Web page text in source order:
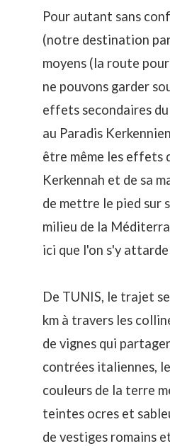
Pour autant sans
(notre destination
moyens (la route
ne pouvons garder
effets secondaires
au Paradis
être même les effets
Kerkennah et de sa
de mettre le pied sur
milieu de la
ici que l'on s'y attarde
De TUNIS, le trajet
km à travers les
de vignes qui
contrées italiennes,
couleurs de la terre
teintes ocres et
de vestiges romains